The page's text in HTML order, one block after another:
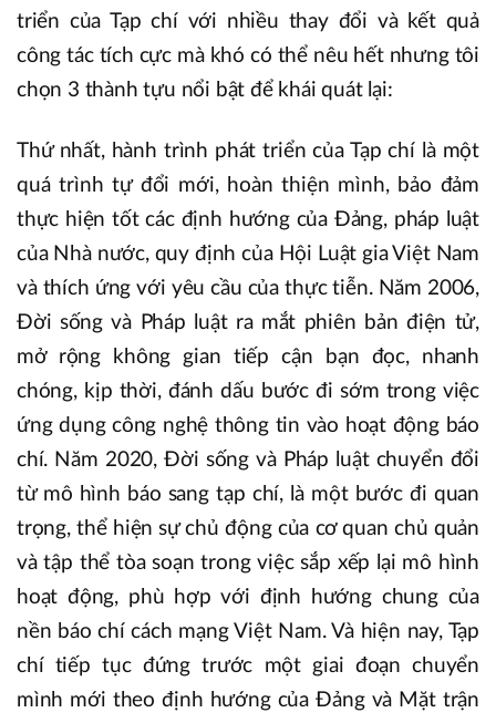
triển của Tạp chí với nhiều thay đổi và kết quả
công tác tích cực mà khó có thể nêu hết nhưng tôi
chọn 3 thành tựu nổi bật để khái quát lại:
Thứ nhất, hành trình phát triển của Tạp chí là một
quá trình tự đổi mới, hoàn thiện mình, bảo đảm
thực hiện tốt các định hướng của Đảng, pháp luật
của Nhà nước, quy định của Hội Luật gia Việt Nam
và thích ứng với yêu cầu của thực tiễn. Năm 2006,
Đời sống và Pháp luật ra mắt phiên bản điện tử,
mở rộng không gian tiếp cận bạn đọc, nhanh
chóng, kịp thời, đánh dấu bước đi sớm trong việc
ứng dụng công nghệ thông tin vào hoạt động báo
chí. Năm 2020, Đời sống và Pháp luật chuyển đổi
từ mô hình báo sang tạp chí, là một bước đi quan
trọng, thể hiện sự chủ động của cơ quan chủ quản
và tập thể tòa soạn trong việc sắp xếp lại mô hình
hoạt động, phù hợp với định hướng chung của
nền báo chí cách mạng Việt Nam. Và hiện nay, Tạp
chí tiếp tục đứng trước một giai đoạn chuyển
mình mới theo định hướng của Đảng và Mặt trận